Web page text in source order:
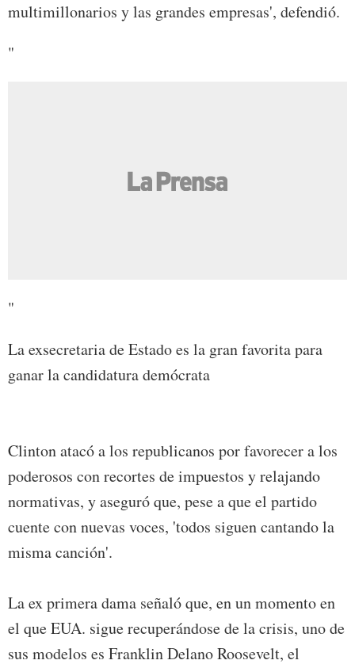
multimillonarios y las grandes empresas', defendió.
"
"
La exsecretaria de Estado es la gran favorita para
ganar la candidatura demócrata
Clinton atacó a los republicanos por favorecer a los
poderosos con recortes de impuestos y relajando
normativas, y aseguró que, pese a que el partido
cuente con nuevas voces, 'todos siguen cantando la
misma canción'.
La ex primera dama señaló que, en un momento en
el que EUA. sigue recuperándose de la crisis, uno de
sus modelos es Franklin Delano Roosevelt, el